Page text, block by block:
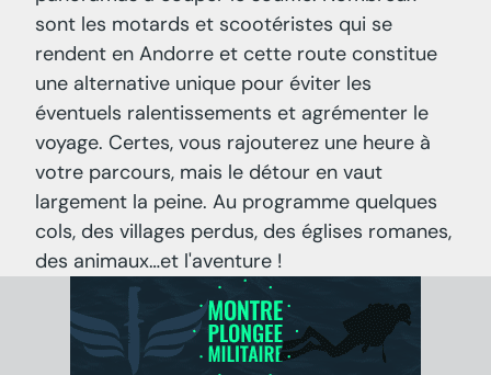
sont les motards et scootéristes qui se
rendent en Andorre et cette route constitue
une alternative unique pour éviter les
éventuels ralentissements et agrémenter le
voyage. Certes, vous rajouterez une heure à
votre parcours, mais le détour en vaut
largement la peine. Au programme quelques
cols, des villages perdus, des églises romanes,
des animaux…et l'aventure !